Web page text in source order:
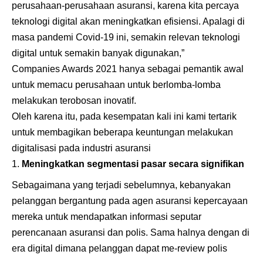
perusahaan-perusahaan asuransi, karena kita percaya
teknologi digital akan meningkatkan efisiensi. Apalagi di
masa pandemi Covid-19 ini, semakin relevan teknologi
digital untuk semakin banyak digunakan,”
Companies Awards 2021 hanya sebagai pemantik awal
untuk memacu perusahaan untuk berlomba-lomba
melakukan terobosan inovatif.
Oleh karena itu, pada kesempatan kali ini kami tertarik
untuk membagikan beberapa keuntungan melakukan
digitalisasi pada industri asuransi
Meningkatkan segmentasi pasar secara signifikan
Sebagaimana yang terjadi sebelumnya, kebanyakan
pelanggan bergantung pada agen asuransi kepercayaan
mereka untuk mendapatkan informasi seputar
perencanaan asuransi dan polis. Sama halnya dengan di
era digital dimana pelanggan dapat me-review polis